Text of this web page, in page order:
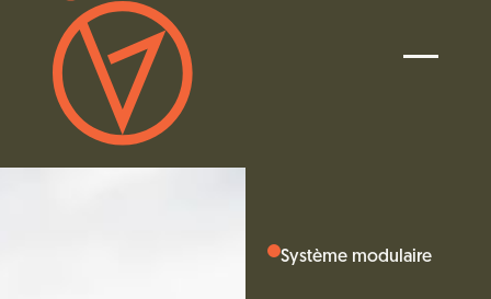
Système modulaire